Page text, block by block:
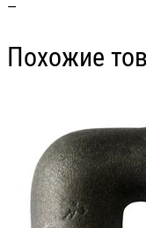
—
Похожие